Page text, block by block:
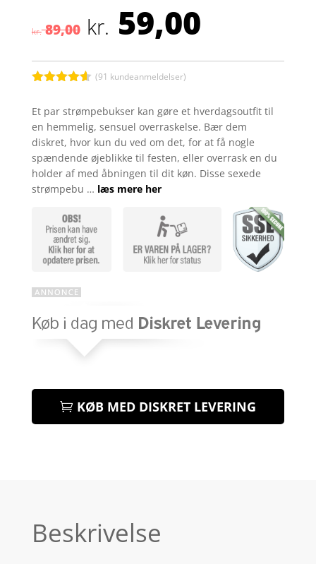
kr.89,00 Den
oprindelige
pris
var:
kr. 89,00.
kr. 59,00Den
aktuelle
pris
er:
ud af 5
baseret
på
kundebedø
mmelser
(91 kundeanmeldelser)
Et par strømpebukser kan gøre et hverdagsoutfit til
en hemmelig, sensuel overraskelse. Bær dem
diskret, hvor kun du ved om det, for at få nogle
spændende øjeblikke til festen, eller overrask en du
holder af med åbningen til dit køn. Disse sexede
strømpebu … læs mere her
KØB MED DISKRET LEVERING
Beskrivelse